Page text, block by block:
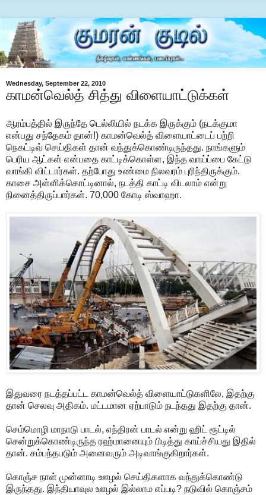
Wednesday, September 22, 2010
காமன்வெல்த் சித்து விளையாட்டுக்கள்
ஆரம்பத்தில் இருந்தே டெல்லியில் நடக்க இருக்கும் (நடக்குமா
என்பது சந்தேகம் தான்!) காமன்வெல்த் விளையாட்டைப் பற்றி
நெகட்டிவ் செய்திகள் தான் வந்துக்கொண்டிருந்தது. நாங்களும்
பெரிய ஆட்கள் என்பதை காட்டிக்கொள்ள, இந்த வாய்ப்பை கேட்டு
வாங்கி விட்டார்கள். தற்போது உண்மை நிலவரம் புரிந்திருக்கும்.
காசை அள்ளிக்கொட்டினால், நடத்தி காட்டி விடலாம் என்று
நினைத்திருப்பார்கள். 70,000 கோடி ஸ்வாஹா.
இதுவரை நடத்தப்பட்ட காமன்வெல்த் விளையாட்டுகளிலே, இதற்கு
தான் செலவு அதிகம். மட்டமான ஏற்பாடும் நடந்தது இதற்கு தான்.
செம்மொழி மாநாடு பாடல், எந்திரன் பாடல் என்று ஹிட் ரூட்டில்
சென்றுக்கொண்டிருந்த ரஹ்மானையும் பிடித்து காய்ச்சியது இதில்
தான். சம்பந்தபடும் அனைவரும் அடிவாங்குகிறார்கள்.
கொஞ்ச நாள் முன்னாடி ஊழல் செய்திகளாக வந்துக்கொண்டு
இருந்தது. இந்தியாவுல ஊழல் இல்லாம எப்படி? நடுவில் கொஞ்சம்